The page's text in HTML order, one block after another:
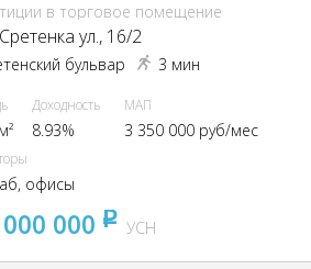
в торговое помещение
ул., 16/2
бульвар 3 мин
Доходность
8.93%
МАП
3 350 000 руб/мес
офисы
000 pуб
УСН